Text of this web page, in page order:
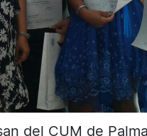
del CUM de